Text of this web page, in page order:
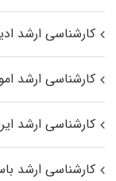
کارشناسی ارشد
کارشناسی ارشد
کارشناسی ارشد
کارشناسی ارشد